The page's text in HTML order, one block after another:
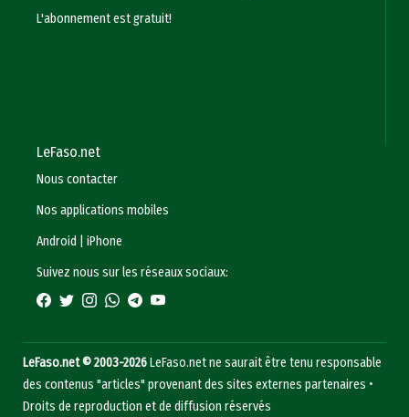
L'abonnement est gratuit!
LeFaso.net
Nous contacter
Nos applications mobiles
Android
|iPhone
Suivez nous sur les réseaux sociaux:
LeFaso.net © 2003-2026LeFaso.net ne saurait être tenu responsable
des contenus "articles" provenant des sites externes partenaires •
Droits de reproduction et de diffusion réservés